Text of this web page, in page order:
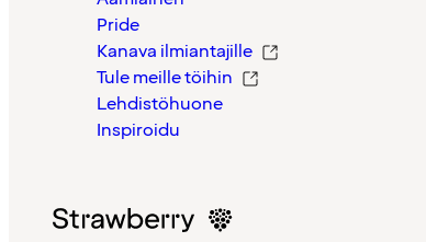
Pride
Kanava ilmiantajille
Tule meille töihin
Lehdistöhuone
Inspiroidu